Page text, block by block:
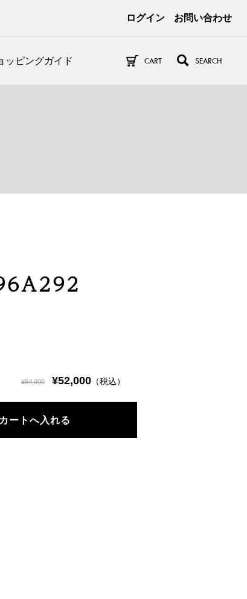
ッピングガイド
ログイン お問い合わせ
CART SEARCH
¥64,900 ¥52,000 （税込）